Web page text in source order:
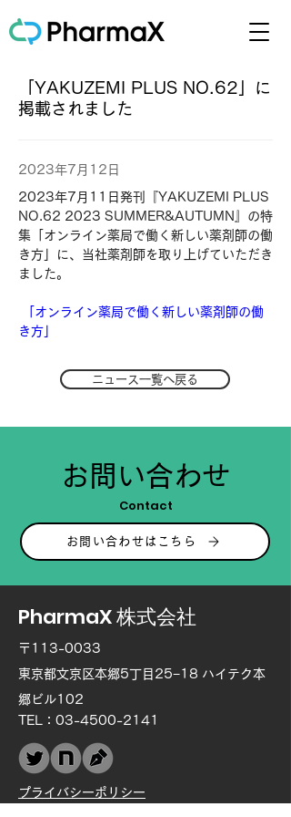
「YAKUZEMI PLUS NO.62」に
掲載されました
2023年7月12日
2023年7月11日発刊『YAKUZEMI PLUS
NO.62 2023 SUMMER&AUTUMN』の特
集「オンライン薬局で働く新しい薬剤師の働
き方」に、当社薬剤師を取り上げていただき
ました。
「オンライン薬局で働く新しい薬剤師の働
き方」
ニュース一覧へ戻る
お問い合わせ
Contact
お問い合わせはこちら
PharmaX 株式会社
〒113-0033
東京都文京区本郷5丁目25−18 ハイテク本
郷ビル102
TEL：03-4500-2141
プライバシーポリシー